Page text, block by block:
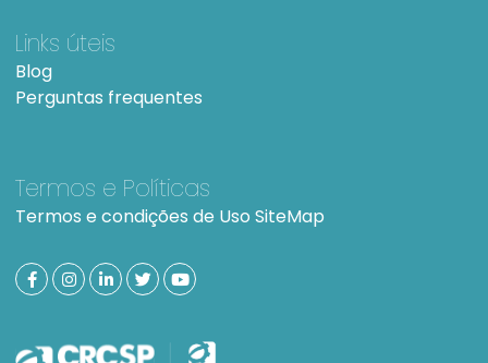
Links úteis
Blog
Perguntas frequentes
Termos e Políticas
Termos e condições de Uso SiteMap